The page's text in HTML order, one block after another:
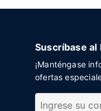
Suscríbase al
¡Manténgase
ofertas